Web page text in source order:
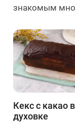
знакомым
Кекс с какао в
духовке